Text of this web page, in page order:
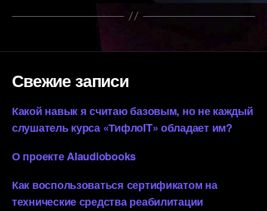
Свежие записи
Какой навык я считаю базовым, но не каждый
слушатель курса «ТифлоIT» обладает им?
О проекте AIaudiobooks
Как воспользоваться сертификатом на
технические средства реабилитации